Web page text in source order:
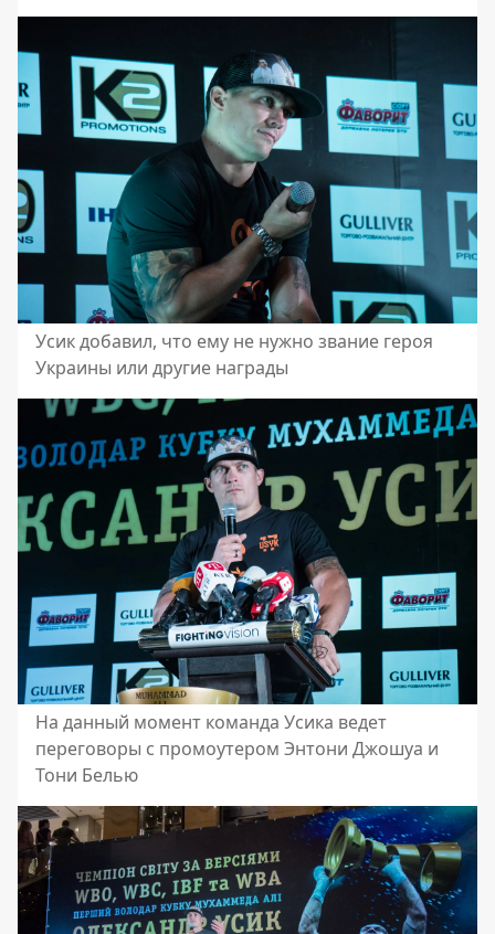
Усик добавил, что ему не нужно звание героя
Украины или другие награды
На данный момент команда Усика ведет
переговоры с промоутером Энтони Джошуа и
Тони Белью